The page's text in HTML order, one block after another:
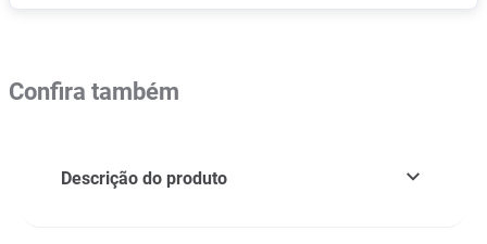
Confira também
Descrição do produto